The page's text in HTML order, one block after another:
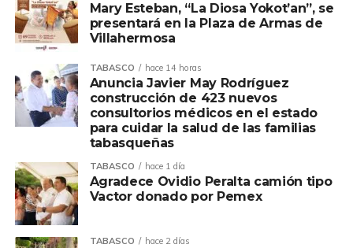
Mary Esteban, “La Diosa Yokot’an”, se
presentará en la Plaza de Armas de
Villahermosa
TABASCO hace 14 horas
Anuncia Javier May Rodríguez
construcción de 423 nuevos
consultorios médicos en el estado
para cuidar la salud de las familias
tabasqueñas
TABASCO hace 1 día
Agradece Ovidio Peralta camión tipo
Vactor donado por Pemex
TABASCO hace 2 días